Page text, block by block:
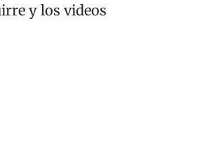
y los videos